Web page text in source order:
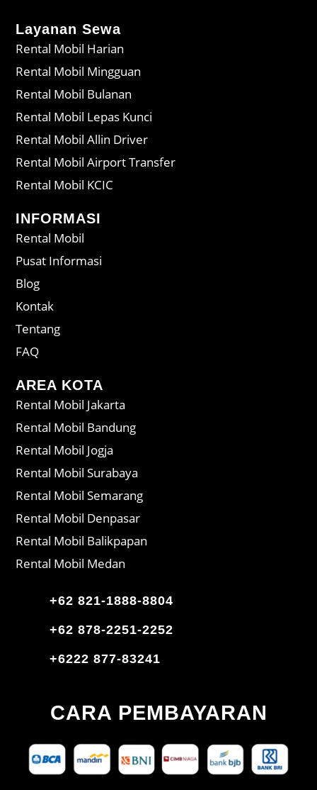
Layanan Sewa
Rental Mobil Harian
Rental Mobil Mingguan
Rental Mobil Bulanan
Rental Mobil Lepas Kunci
Rental Mobil Allin Driver
Rental Mobil Airport Transfer
Rental Mobil KCIC
INFORMASI
Rental Mobil
Pusat Informasi
Blog
Kontak
Tentang
FAQ
AREA KOTA
Rental Mobil Jakarta
Rental Mobil Bandung
Rental Mobil Jogja
Rental Mobil Surabaya
Rental Mobil Semarang
Rental Mobil Denpasar
Rental Mobil Balikpapan
Rental Mobil Medan
+62 821-1888-8804
+62 878-2251-2252
+6222 877-83241
CARA PEMBAYARAN